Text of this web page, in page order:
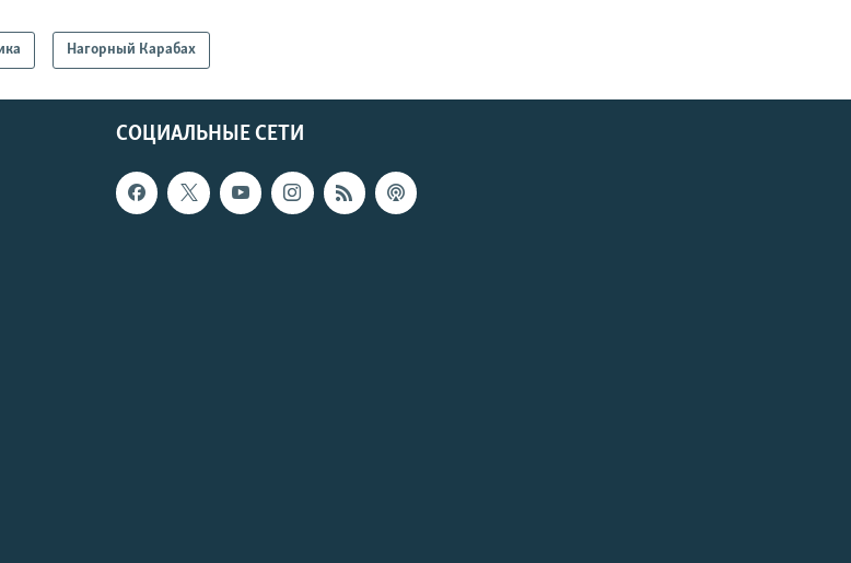
Нагорный Карабах
СОЦИАЛЬНЫЕ СЕТИ